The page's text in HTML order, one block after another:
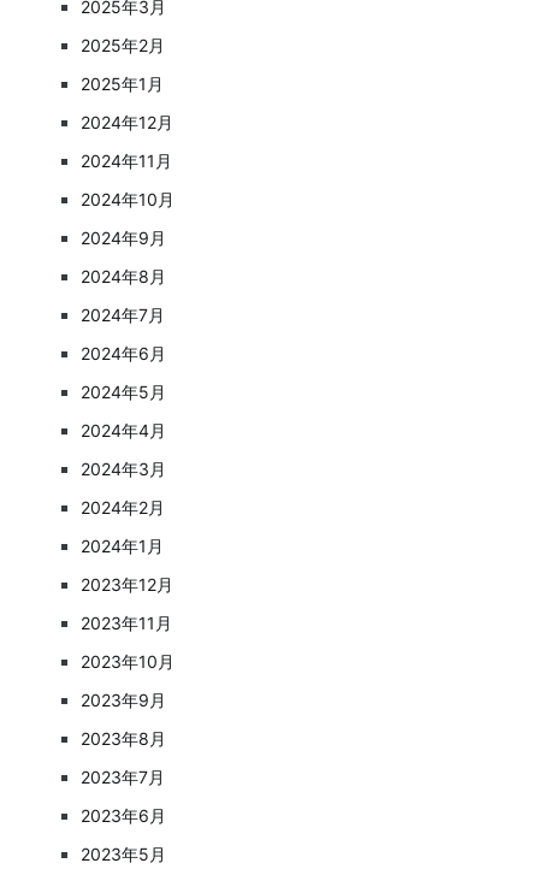
2025年3月
2025年2月
2025年1月
2024年12月
2024年11月
2024年10月
2024年9月
2024年8月
2024年7月
2024年6月
2024年5月
2024年4月
2024年3月
2024年2月
2024年1月
2023年12月
2023年11月
2023年10月
2023年9月
2023年8月
2023年7月
2023年6月
2023年5月